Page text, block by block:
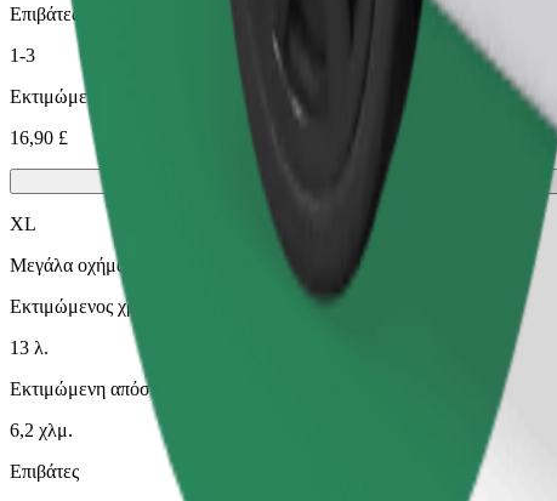
Επιβάτες
1-3
Εκτιμώμενη τιμή
16,90 £
XL
Μεγάλα οχήματα με 6 θέσεις
Εκτιμώμενος χρόνος μετακίνησης
13 λ.
Εκτιμώμενη απόσταση
6,2 χλμ.
Επιβάτες